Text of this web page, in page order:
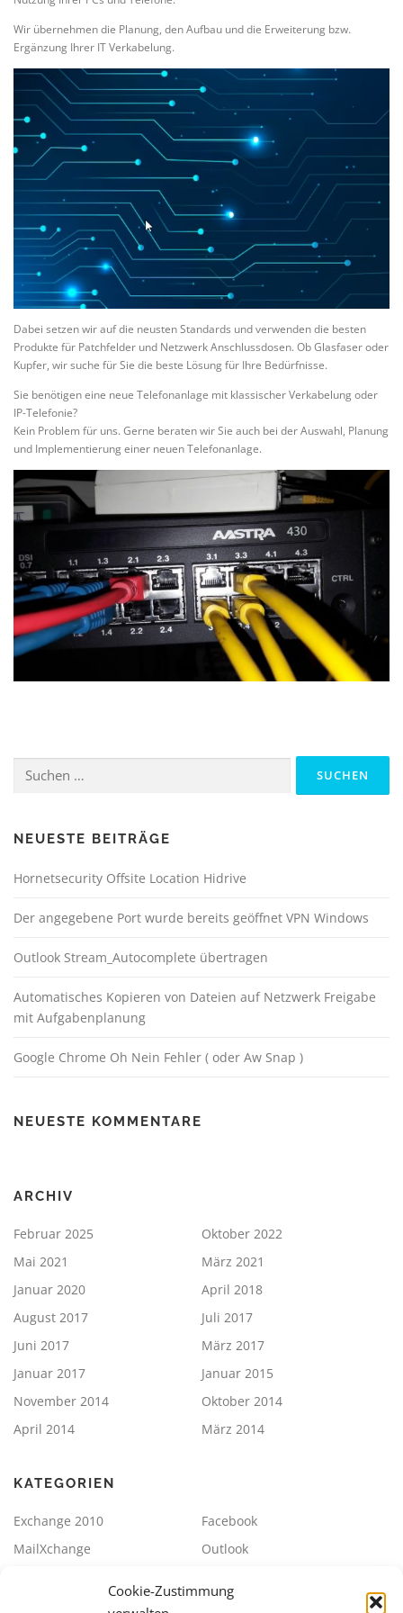
Cookie-Zustimmung
Wir übernehmen die Planung, den Aufbau und die Erweiterung bzw.
Ergänzung Ihrer IT Verkabelung.
Dabei setzen wir auf die neusten Standards und verwenden die besten
Produkte für Patchfelder und Netzwerk Anschlussdosen. Ob Glasfaser oder
Kupfer, wir suche für Sie die beste Lösung für Ihre Bedürfnisse.
Sie benötigen eine neue Telefonanlage mit klassischer Verkabelung oder
IP-Telefonie?
Kein Problem für uns. Gerne beraten wir Sie auch bei der Auswahl, Planung
und Implementierung einer neuen Telefonanlage.
nach:
NEUESTE BEITRÄGE
Hornetsecurity Offsite Location Hidrive
Der angegebene Port wurde bereits geöffnet VPN Windows
Outlook Stream_Autocomplete übertragen
Automatisches Kopieren von Dateien auf Netzwerk Freigabe
mit Aufgabenplanung
Google Chrome Oh Nein Fehler ( oder Aw Snap )
NEUESTE KOMMENTARE
ARCHIV
Februar 2025
Oktober 2022
Mai 2021
März 2021
Januar 2020
April 2018
August 2017
Juli 2017
Juni 2017
März 2017
Januar 2017
Januar 2015
November 2014
Oktober 2014
April 2014
März 2014
KATEGORIEN
Exchange 2010
Facebook
MailXchange
Outlook
Synology